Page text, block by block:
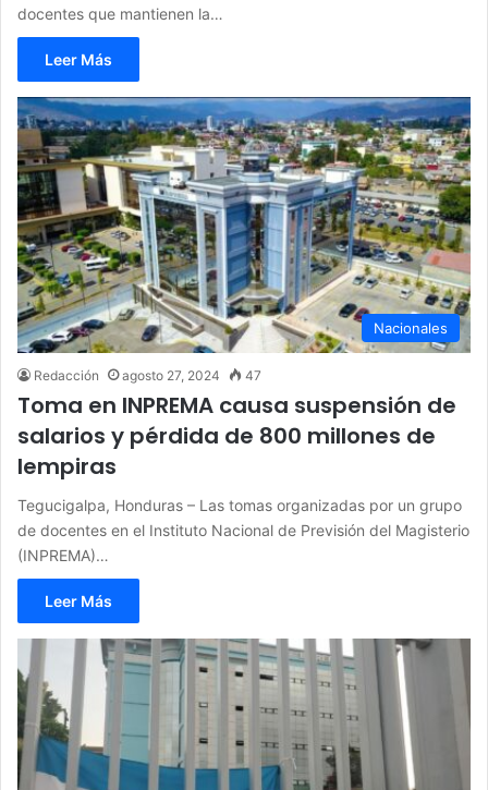
docentes que mantienen la…
Leer Más
Nacionales
Redacción agosto 27, 2024 47
Toma en INPREMA causa suspensión de
salarios y pérdida de 800 millones de
lempiras
Tegucigalpa, Honduras – Las tomas organizadas por un grupo
de docentes en el Instituto Nacional de Previsión del Magisterio
(INPREMA)…
Leer Más